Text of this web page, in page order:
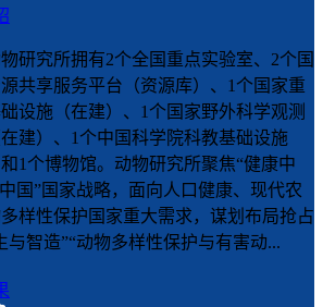
研究所拥有2个全国重点实验室、2个国
共享服务平台（资源库）、1个国家重
设施（在建）、1个国家野外科学观测
建）、1个中国科学院科教基础设施
和1个博物馆。动物研究所聚焦“健康中
国”国家战略，面向人口健康、现代农
样性保护国家重大需求，谋划布局抢占
与智造”“动物多样性保护与有害动...